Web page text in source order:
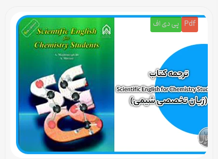
Pdf پی دی اف